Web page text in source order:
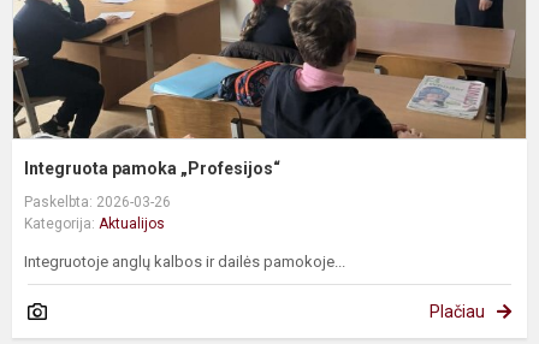
Integruota pamoka „Profesijos“
Paskelbta: 2026-03-26
Kategorija: Aktualijos
Integruotoje anglų kalbos ir dailės pamokoje...
Plačiau